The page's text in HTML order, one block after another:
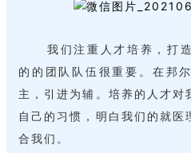
我们注重人才培养，打
的的团队队伍很重要。在邦
主，引进为辅。培养的人才对
自己的习惯， 明白 我们的就医
合我们。